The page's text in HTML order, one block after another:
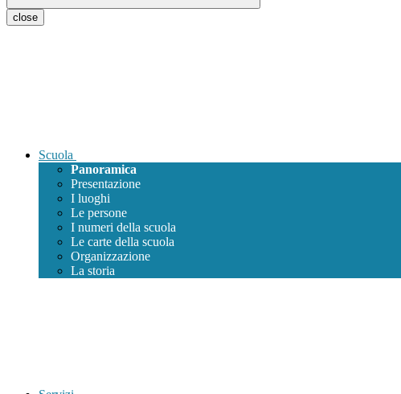
close
Scuola
Panoramica
Presentazione
I luoghi
Le persone
I numeri della scuola
Le carte della scuola
Organizzazione
La storia